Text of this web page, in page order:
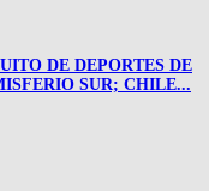
DE DEPORTES DE
SUR; CHILE...